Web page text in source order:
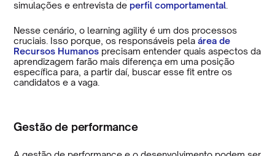
simulações e entrevista de perfil comportamental
Nesse cenário, o learning agility é um dos processos
cruciais. Isso porque, os responsáveis pela área de
Recursos Humanos precisam entender quais aspectos da
aprendizagem farão mais diferença em uma posição
específica para, a partir daí, buscar esse fit entre os
candidatos e a vaga.
Gestão de performance